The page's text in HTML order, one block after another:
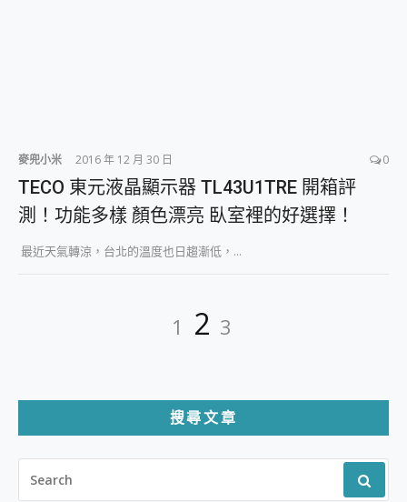
麥兜小米 2016 年 12 月 30 日 0
TECO 東元液晶顯示器 TL43U1TRE 開箱評
測！功能多樣 顏色漂亮 臥室裡的好選擇！
最近天氣轉涼，台北的溫度也日趨漸低，...
頁
Page
1 Page
2 Page
3
搜尋文章
FOR: